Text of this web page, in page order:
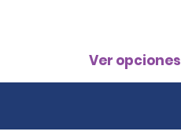
Ver opciones